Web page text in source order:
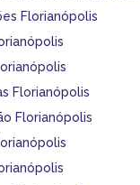
Florianópolis
Florianópolis
Florianópolis